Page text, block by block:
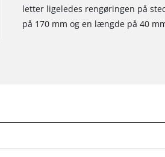
letter ligeledes rengøringen på
på 170 mm og en længde på 40